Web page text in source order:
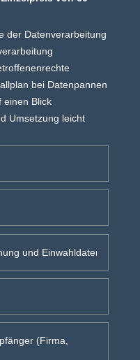
der Datenverarbeitung
bei Datenpannen
einen Blick
Umsetzung leicht